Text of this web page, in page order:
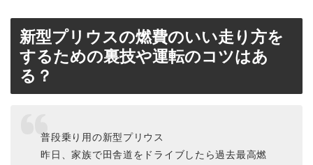
新型プリウスの燃費のいい走り方を
するための裏技や運転のコツはあ
る？
普段乗り用の新型プリウス
昨日、家族で田舎道をドライブしたら過去最高燃